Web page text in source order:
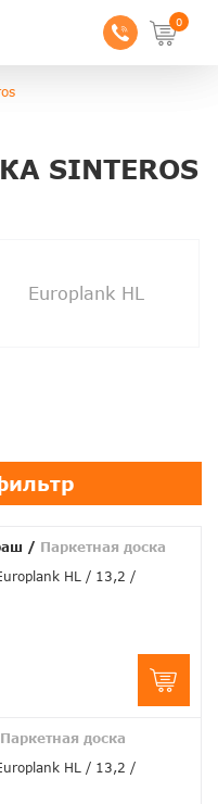
0
SINTEROS
Europlank HL
/ Паркетная доска
HL 13,2
Паркетная доска
HL 13,2